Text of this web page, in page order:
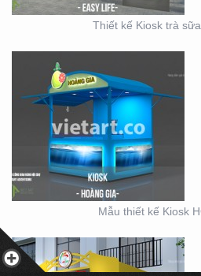
Thiết kế Kiosk trà
Mẫu thiết kế Kiosk
KIOSK CHÁO VINA BABY